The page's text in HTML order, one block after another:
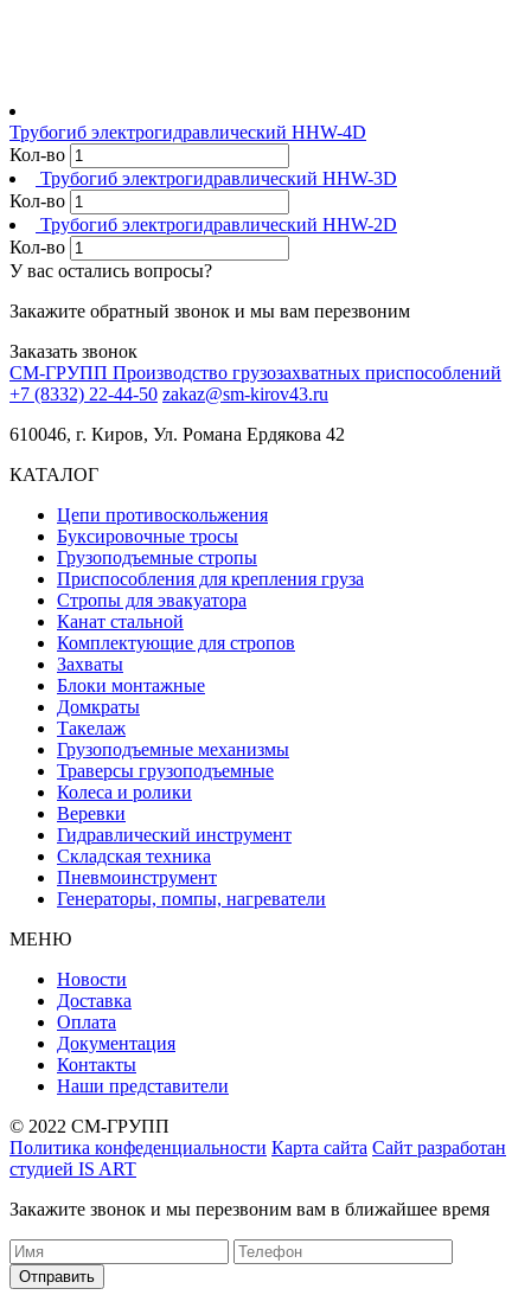
Трубогиб электрогидравлический HHW-4D
Кол-во
Трубогиб электрогидравлический HHW-3D
Кол-во
Трубогиб электрогидравлический HHW-2D
Кол-во
У вас остались вопросы?
Закажите обратный звонок и мы вам перезвоним
Заказать звонок
СМ-ГРУПП Производство грузозахватных приспособлений
+7 (8332) 22-44-50 zakaz@sm-kirov43.ru
610046, г. Киров, Ул. Романа Ердякова 42
КАТАЛОГ
Цепи противоскольжения
Буксировочные тросы
Грузоподъемные стропы
Приспособления для крепления груза
Стропы для эвакуатора
Канат стальной
Комплектующие для стропов
Захваты
Блоки монтажные
Домкраты
Такелаж
Грузоподъемные механизмы
Траверсы грузоподъемные
Колеса и ролики
Веревки
Гидравлический инструмент
Складская техника
Пневмоинструмент
Генераторы, помпы, нагреватели
МЕНЮ
Новости
Доставка
Оплата
Документация
Контакты
Наши представители
© 2022 СМ-ГРУПП
Политика конфеденциальности Карта сайта Сайт разработан
студией IS ART
Закажите звонок и мы перезвоним вам в ближайшее время